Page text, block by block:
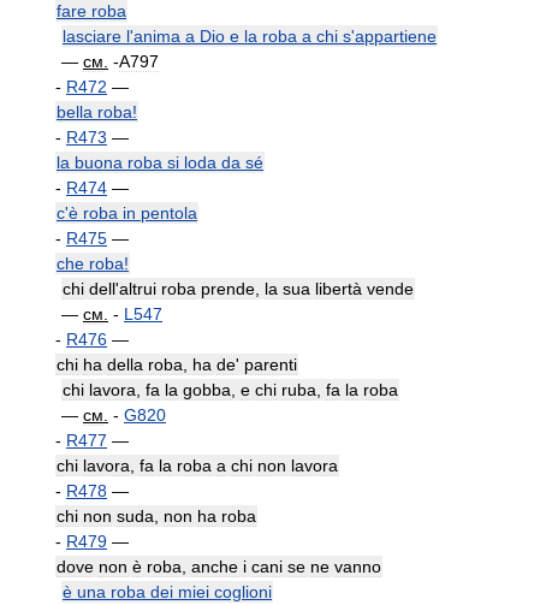
fare roba
lasciare l'anima a Dio e la roba a chi s'appartiene
— см -A797
- R472 —
bella roba!
- R473 —
la buona roba si loda da sé
- R474 —
c'è roba in pentola
- R475 —
che roba!
chi dell'altrui roba prende la sua libertà vende
— см - L547
- R476 —
chi ha della roba ha de' parenti
chi lavora fa la gobba e chi ruba fa la roba
— см - G820
- R477 —
chi lavora fa la roba a chi non lavora
- R478 —
chi non suda non ha roba
- R479 —
dove non è roba anche i cani se ne vanno
è una roba dei miei coglioni